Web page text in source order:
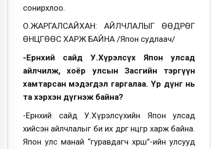
сонирхлоо.
О.ЖАРГАЛСАЙХАН: АЙЛЧЛАЛЫГ ӨӨДРӨГ
ӨНЦГӨӨС ХАРЖ БАЙНА /Япон судлаач/
-Ерөнхий сайд У.Хүрэлсүх Япон улсад
айлчилж, хоёр улсын Засгийн тэргүүн
хамтарсан мэдэгдэл гаргалаа. Үр дүнг нь
та хэрхэн дүгнэж байна?
-Ерөнхий сайд У.Хүрэлсүхийн Япон улсад
хийсэн айлчлалыг би их өөдрөг өнцгөөр харж байна.
Япон улс манай “гуравдагч хөрш”-ийн улсууд